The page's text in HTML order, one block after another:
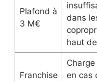
Plafond à
3 M€
dans
haut
Franchise
en cas